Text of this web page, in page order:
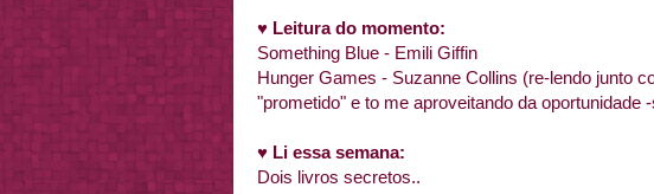
♥ Leitura do momento:
Something Blue - Emili Giffin
Hunger Games - Suzanne Collins (re-lendo junto
"prometido" e to me aproveitando da oportunidade
♥ Li essa semana:
Dois livros secretos..